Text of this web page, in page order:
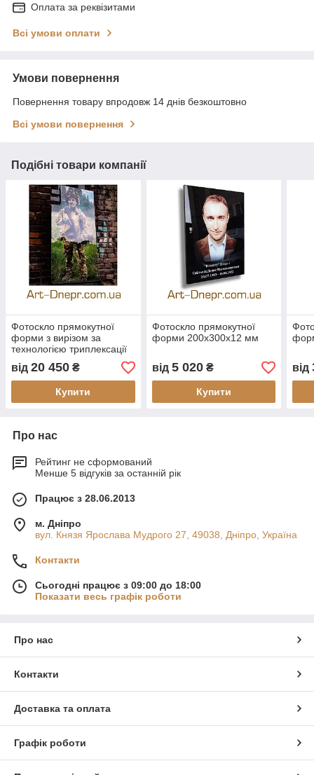
Оплата за реквізитами
Всі умови оплати
Умови повернення
Повернення товару впродовж 14 днів безкоштовно
Всі умови повернення
Подібні товари компанії
Фотоскло прямокутної
форми з вирізом за
технологією триплексації
400х800х12 мм
від 20 450 ₴
Купити
Фотоскло прямокутної
форми 200х300х12 мм
від 5 020₴
Купити
від
Про нас
Рейтинг не сформований
Менше 5 відгуків за останній рік
Працює з 28.06.2013
м. Дніпро
вул. Князя Ярослава Мудрого 27, 49038, Дніпро, Україна
Контакти
Сьогодні працює з 09:00 до 18:00
Показати весь графік роботи
Про нас
Контакти
Доставка та оплата
Графік роботи